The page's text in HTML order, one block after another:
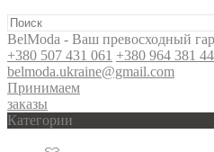
BelModa - Ваш превосходный
+380 507 431 061 +380 964 381
belmoda.ukraine@gmail.com
Принимаем
заказы
Категории